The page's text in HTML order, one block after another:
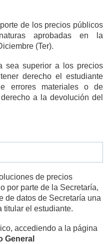
de los precios públicos
aprobadas en la
(Ter).
sea superior a los precios
derecho el estudiante
errores materiales o de
a la devolución del
de precios
por parte de la Secretaría,
de datos de Secretaría una
titular el estudiante.
accediendo a la página
General